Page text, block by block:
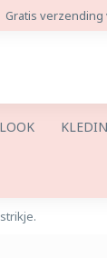
Gratis verzending